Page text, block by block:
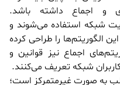
و اجماع داشته باشد.
شبکه استفاده می‌شوند و
الگوریتم‌ها را طراحی کرده
اجماع نیز قوانین و
شبکه تعریف می‌کنند.
به صورت غیرمتمرکز است؛